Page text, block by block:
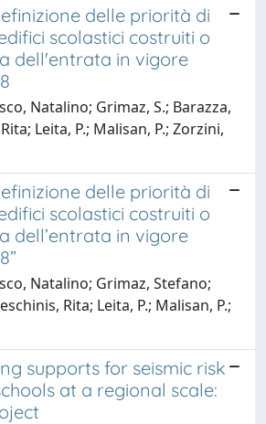
delle priorità di
scolastici costruiti o
dell'entrata in vigore
Natalino; Grimaz, S.; Barazza,
Leita, P.; Malisan, P.; Zorzini,
delle priorità di
scolastici costruiti o
dell’entrata in vigore
Natalino; Grimaz, Stefano;
Rita; Leita, P.; Malisan, P.;
supports for seismic risk
at a regional scale: